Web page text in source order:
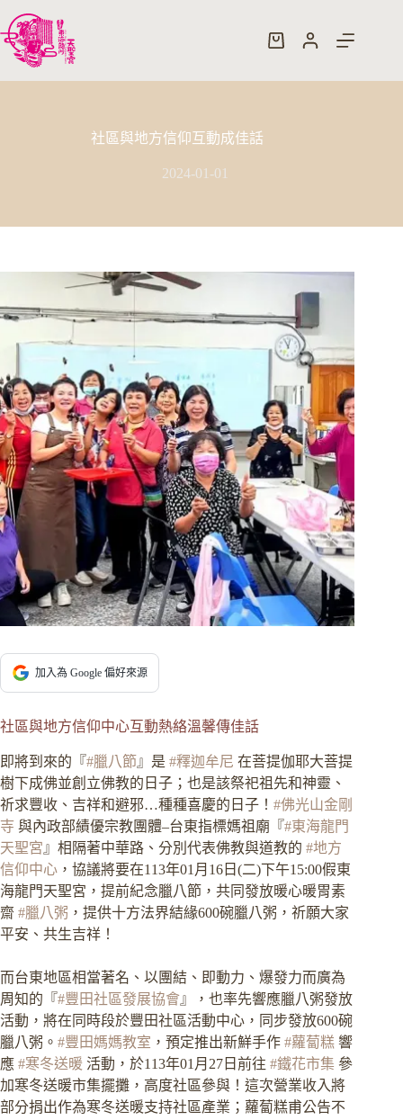
至
主
購
社區與地方信仰互動成佳話
2024-01-01
加入為 Google 偏好來源
社區與地方信仰中心互動熱絡溫馨傳佳話
即將到來的『#臘八節 』是 #釋迦牟尼 在菩提伽耶大菩提
樹下成佛並創立佛教的日子；也是該祭祀祖先和神靈、
祈求豐收、吉祥和避邪…種種喜慶的日子！ #佛光山金剛
寺 與內政部績優宗教團體–台東指標媽祖廟『#東海龍門
天聖宮 』相隔著中華路、分別代表佛教與道教的 #地方
信仰中心 ，協議將要在113年01月16日(二)下午15:00假東
海龍門天聖宮，提前紀念臘八節，共同發放暖心暖胃素
齋 #臘八粥 ，提供十方法界結緣600碗臘八粥，祈願大家
平安、共生吉祥！
而台東地區相當著名、以團結、即動力、爆發力而廣為
周知的『#豐田社區發展協會』，也率先響應臘八粥發放
活動，將在同時段於豐田社區活動中心，同步發放600碗
臘八粥。 #豐田媽媽教室 ，預定推出新鮮手作 #蘿蔔糕 響
應 #寒冬送暖 活動，於113年01月27日前往 #鐵花市集 參
加寒冬送暖市集擺攤，高度社區參與！這次營業收入將
部分捐出作為寒冬送暖支持社區產業；蘿蔔糕甫公告不